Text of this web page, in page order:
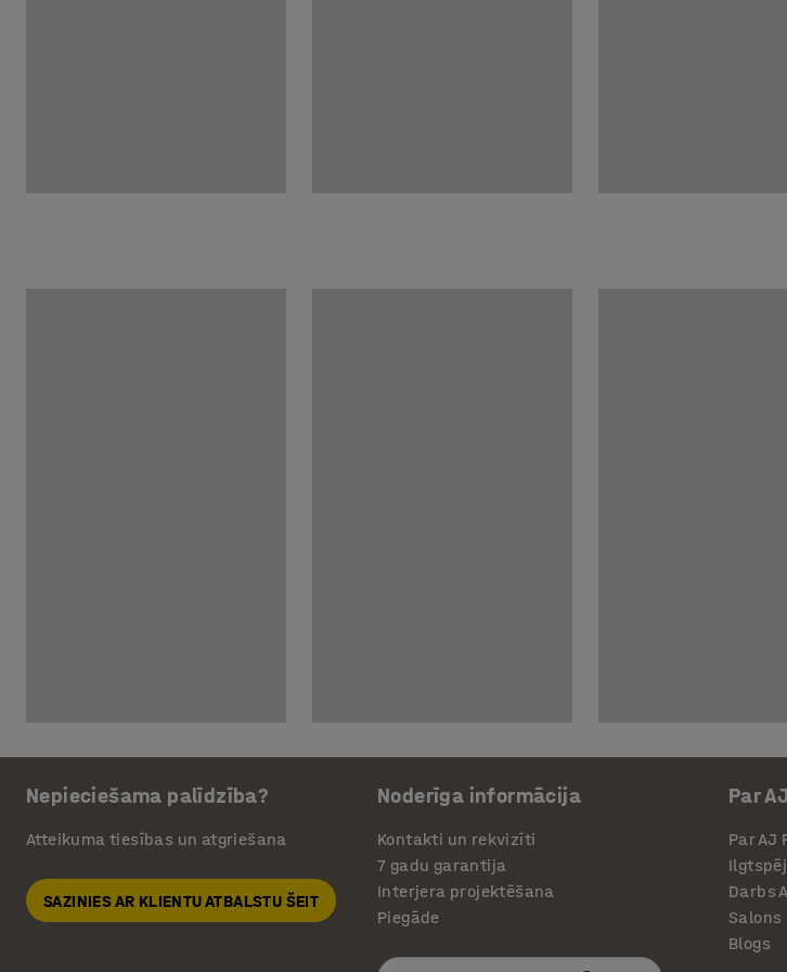
Nepieciešama palīdzība?
Atteikuma tiesības un atgriešana
SAZINIES AR KLIENTU ATBALSTU ŠEIT
Noderīga informācija
Kontakti un rekvizīti
7 gadu garantija
Interjera projektēšana
Piegāde
Par
Par AJ
Darbs
Salons
Blogs